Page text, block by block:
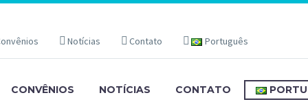
Notícias Contato Português
CONVÊNIOS NOTÍCIAS CONTATO